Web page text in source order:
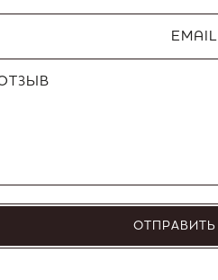
EMAIL
ОТПРАВИТЬ